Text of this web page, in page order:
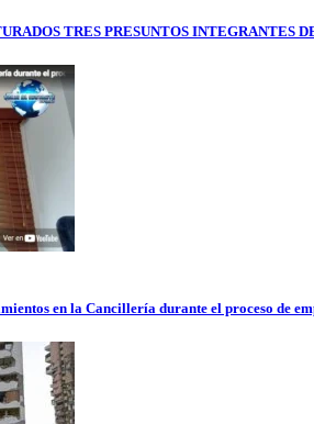
TRES PRESUNTOS INTEGRANTES
en la Cancillería durante el proceso de